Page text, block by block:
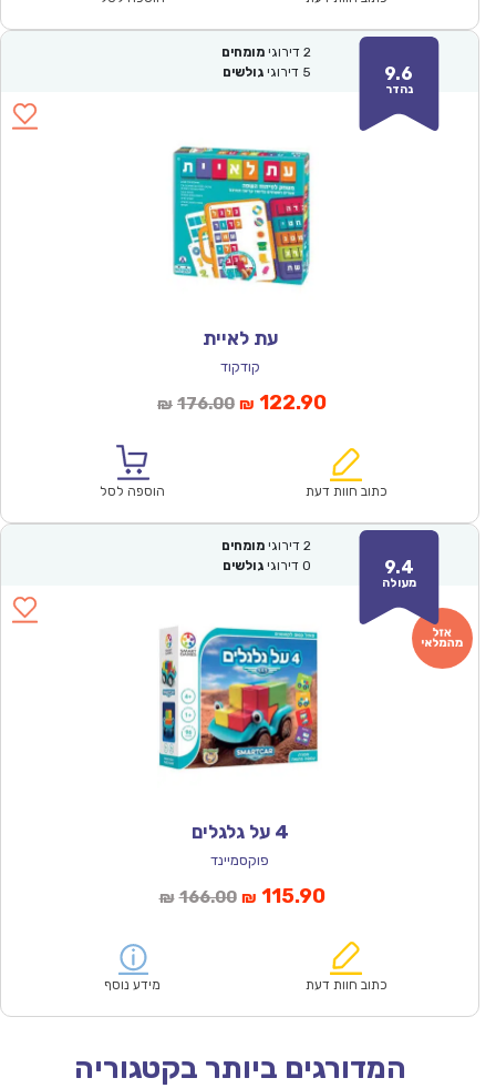
9.6
נהדר
2 דירוגי מומחים
5 דירוגי גולשים
עת לאיית
קודקוד
₪ 176.00המחיר
₪176.00.
₪ 122.90המחיר
הוא:
כתוב חוות דעת הוספה לסל
9.4
מעולה
2 דירוגי מומחים
0 דירוגי גולשים
4 על גלגלים
פוקסמיינד
₪ 166.00המחיר
₪166.00.
₪ 115.90המחיר
הוא:
כתוב חוות דעת מידע נוסף
המדורגים ביותר בקטגוריה